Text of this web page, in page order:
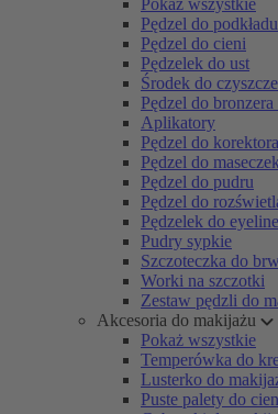
Pokaż wszystkie
Pędzel do podkładu
Pędzel do cieni
Pędzelek do ust
Środek do
Pędzel do
Aplikatory
Pędzel do korektora
Pędzel do maseczek
Pędzel do pudru
Pędzel do
Pędzelek do
Pudry sypkie
Szczoteczka do
Worki na szczotki
Zestaw pędzli do
Akcesoria do makijażu
Pokaż wszystkie
Temperówka do
Lusterko do
Puste palety do